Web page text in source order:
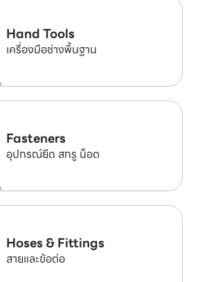
Hand Tools
เครื่องมือช่างพื้นฐาน
Fasteners
อุปกรณ์ยึด สกรู น็อต
Hoses & Fittings
สายและข้อต่อ